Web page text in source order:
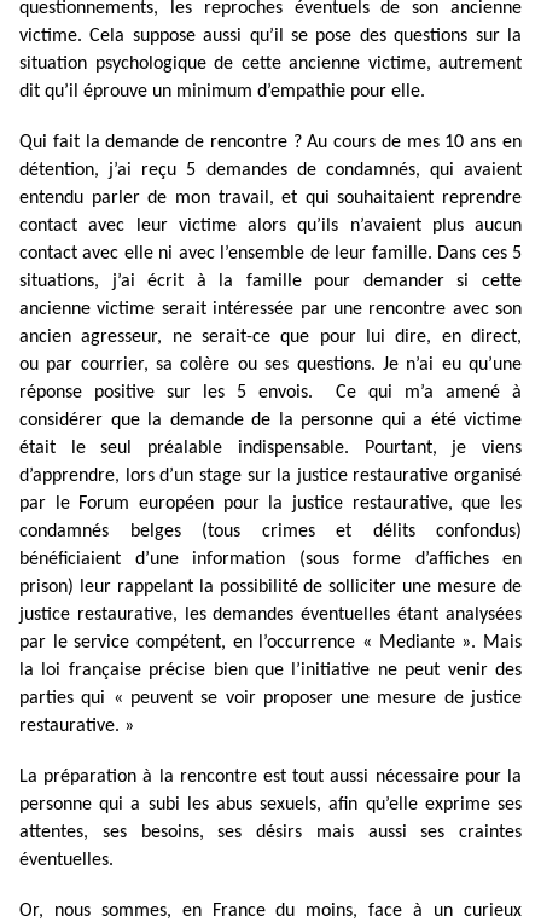
questionnements, les reproches éventuels de son ancienne
victime. Cela suppose aussi qu’il se pose des questions sur la
situation psychologique de cette ancienne victime, autrement
dit qu’il éprouve un minimum d’empathie pour elle.
Qui fait la demande de rencontre ? Au cours de mes 10 ans en
détention, j’ai reçu 5 demandes de condamnés, qui avaient
entendu parler de mon travail, et qui souhaitaient reprendre
contact avec leur victime alors qu’ils n’avaient plus aucun
contact avec elle ni avec l’ensemble de leur famille. Dans ces 5
situations, j’ai écrit à la famille pour demander si cette
ancienne victime serait intéressée par une rencontre avec son
ancien agresseur, ne serait-ce que pour lui dire, en direct,
ou par courrier, sa colère ou ses questions. Je n’ai eu qu’une
réponse positive sur les 5 envois. Ce qui m’a amené à
considérer que la demande de la personne qui a été victime
était le seul préalable indispensable. Pourtant, je viens
d’apprendre, lors d’un stage sur la justice restaurative organisé
par le Forum européen pour la justice restaurative, que les
condamnés belges (tous crimes et délits confondus)
bénéficiaient d’une information (sous forme d’affiches en
prison) leur rappelant la possibilité de solliciter une mesure de
justice restaurative, les demandes éventuelles étant analysées
par le service compétent, en l’occurrence « Mediante ». Mais
la loi française précise bien que l’initiative ne peut venir des
parties qui « peuvent se voir proposer une mesure de justice
restaurative. »
La préparation à la rencontre est tout aussi nécessaire pour la
personne qui a subi les abus sexuels, afin qu’elle exprime ses
attentes, ses besoins, ses désirs mais aussi ses craintes
éventuelles.
Or, nous sommes, en France du moins, face à un curieux